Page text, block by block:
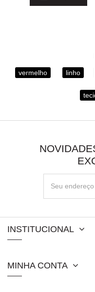
vermelho linho
INSTITUCIONAL
MINHA CONTA